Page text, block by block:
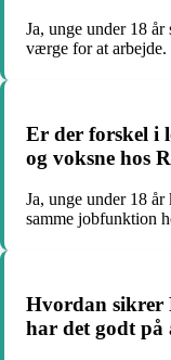
Ja, unge under 18
værge for at arbejde.
Er der forskel i
og voksne hos
Ja, unge under 18
samme jobfunktion
Hvordan sikrer
har det godt på